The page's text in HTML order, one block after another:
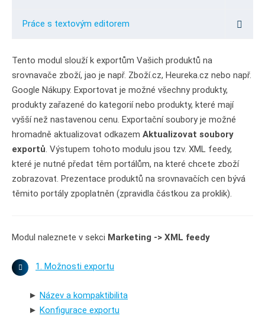
Práce s textovým editorem
Tento modul slouží k exportům Vašich produktů na
srovnavače zboží, jao je např. Zboží.cz, Heureka.cz nebo např.
Google Nákupy. Exportovat je možné všechny produkty,
produkty zařazené do kategorií nebo produkty, které mají
vyšší než nastavenou cenu. Exportační soubory je možné
hromadně aktualizovat odkazem Aktualizovat soubory
exportů. Výstupem tohoto modulu jsou tzv. XML feedy,
které je nutné předat těm portálům, na které chcete zboží
zobrazovat. Prezentace produktů na srovnavačích cen bývá
těmito portály zpoplatněn (zpravidla částkou za proklik).
Modul naleznete v sekci Marketing -> XML feedy
1. Možnosti exportu
► Název a kompaktibilita
► Konfigurace exportu